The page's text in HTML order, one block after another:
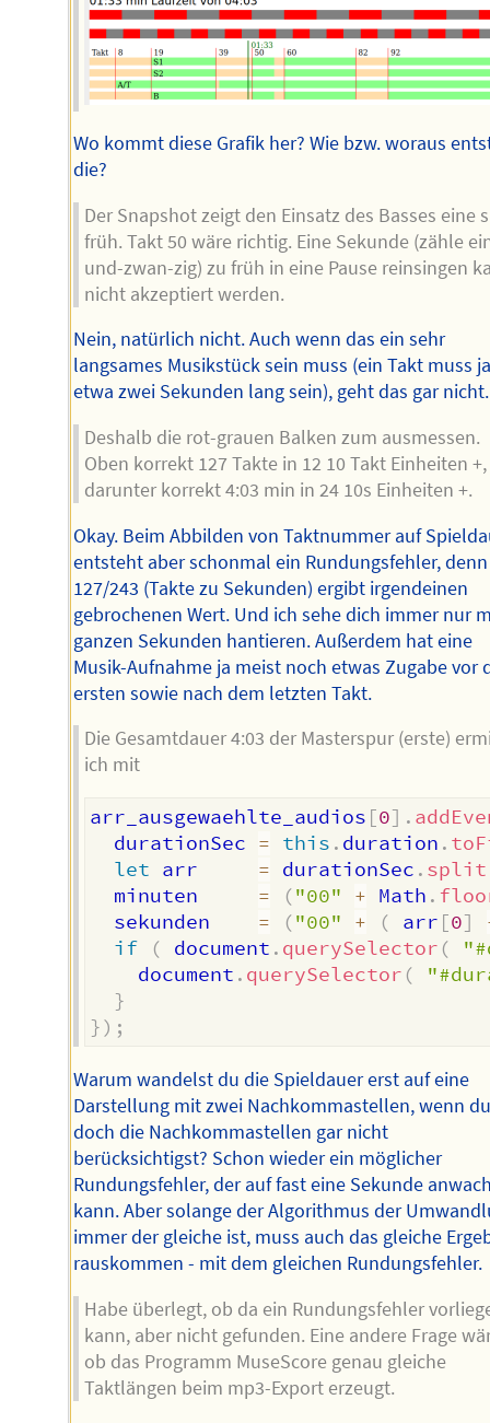
Wo kommt diese Grafik her? Wie bzw. woraus
die?
Der Snapshot zeigt den Einsatz des Basses eine
früh. Takt 50 wäre richtig. Eine Sekunde (zähle
und-zwan-zig) zu früh in eine Pause reinsingen
nicht akzeptiert werden.
Nein, natürlich nicht. Auch wenn das ein sehr
langsames Musikstück sein muss (ein Takt muss
etwa zwei Sekunden lang sein), geht das gar nicht.
Deshalb die rot-grauen Balken zum ausmessen.
Oben korrekt 127 Takte in 12 10 Takt Einheiten +,
darunter korrekt 4:03 min in 24 10s Einheiten +.
Okay. Beim Abbilden von Taktnummer auf
entsteht aber schonmal ein Rundungsfehler, denn
127/243 (Takte zu Sekunden) ergibt irgendeinen
gebrochenen Wert. Und ich sehe dich immer nur
ganzen Sekunden hantieren. Außerdem hat eine
Musik-Aufnahme ja meist noch etwas Zugabe vor
ersten sowie nach dem letzten Takt.
Die Gesamtdauer 4:03 der Masterspur (erste)
ich mit
arr_ausgewaehlte_audios [0] .
  durationSec
= this . duration .
let arr = durationSec . split
  minuten
= ("00" + Math .
  sekunden
= ("00" + ( arr [0]
if
( document . querySelector (
    document
. querySelector (
}
}) ;
Warum wandelst du die Spieldauer erst auf eine
Darstellung mit zwei Nachkommastellen, wenn
doch die Nachkommastellen gar nicht
berücksichtigst? Schon wieder ein möglicher
Rundungsfehler, der auf fast eine Sekunde
kann. Aber solange der Algorithmus der
immer der gleiche ist, muss auch das gleiche
rauskommen - mit dem gleichen Rundungsfehler.
Habe überlegt, ob da ein Rundungsfehler
kann, aber nicht gefunden. Eine andere Frage
ob das Programm MuseScore genau gleiche
Taktlängen beim mp3-Export erzeugt.